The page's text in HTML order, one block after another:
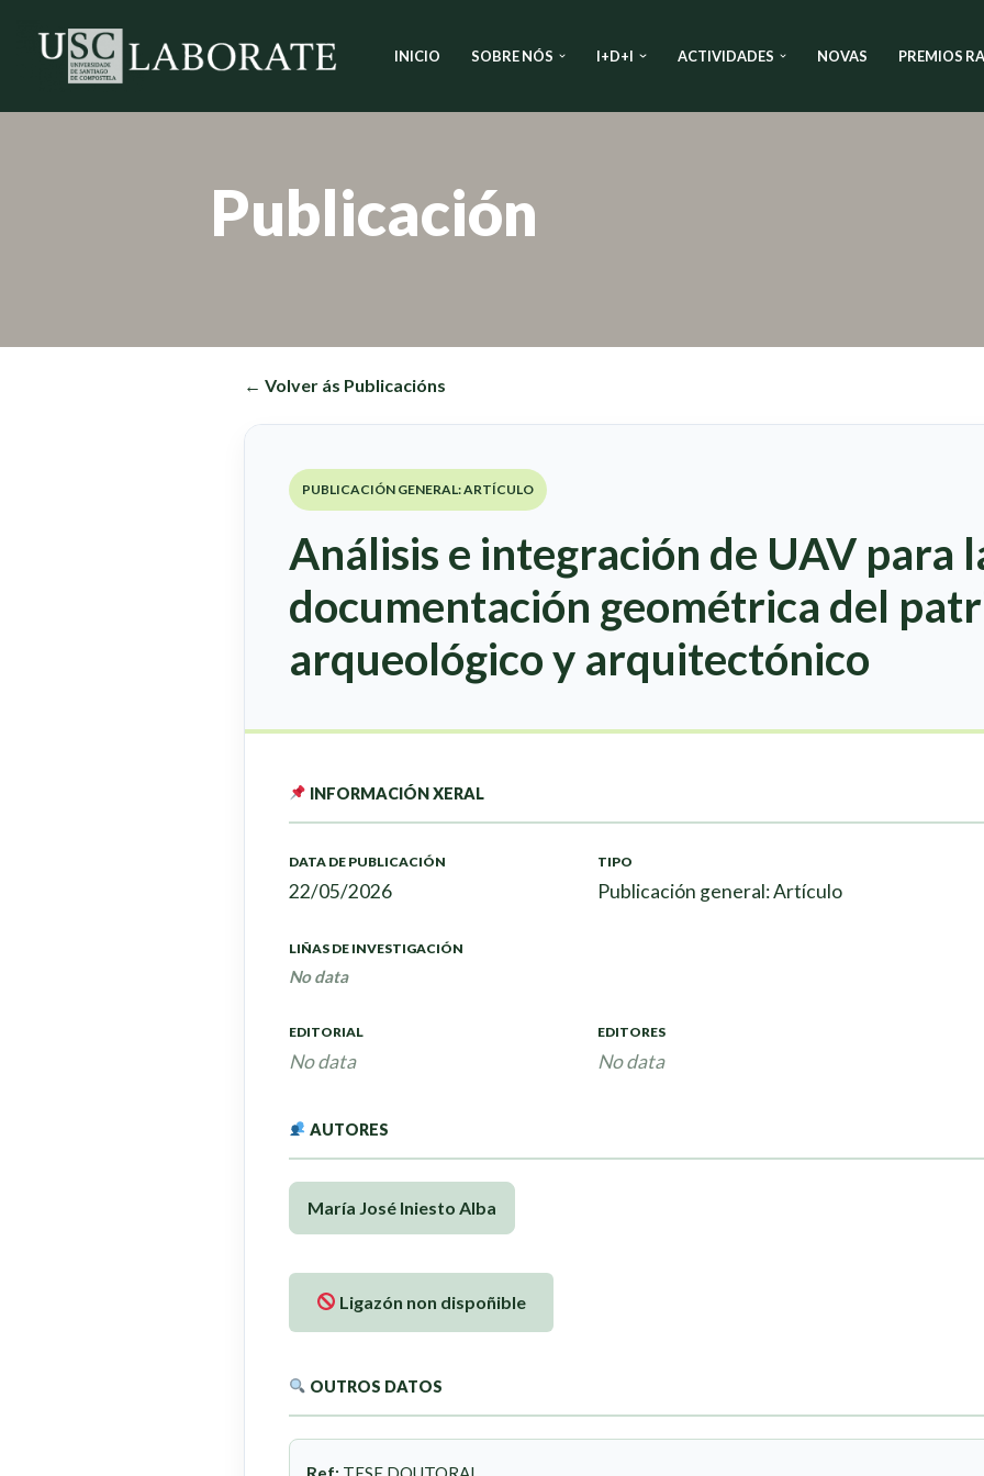
Saltar
INICIO SOBRE NÓS I+D+I ACTIVIDADES NOVAS PREMIOS
Publicación
← Volver ás Publicacións
PUBLICACIÓN GENERAL: ARTÍCULO
Análisis e integración de UAV para
documentación geométrica del
arqueológico y arquitectónico
INFORMACIÓN XERAL
DATA DE PUBLICACIÓN
22/05/2026
TIPO
Publicación general: Artículo
LIÑAS DE INVESTIGACIÓN
No data
EDITORIAL
No data
EDITORES
No data
AUTORES
María José Iniesto Alba
Ligazón non dispoñible
OUTROS DATOS